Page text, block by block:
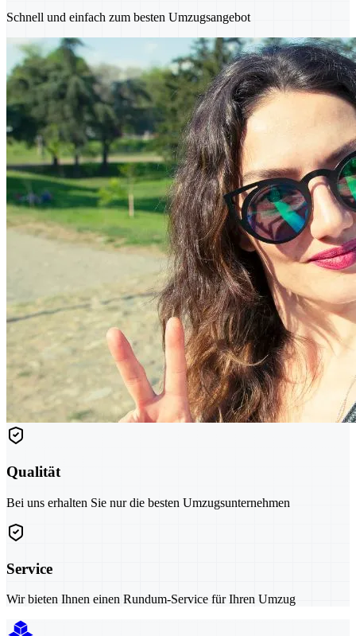
Schnell und einfach zum besten Umzugsangebot
Qualität
Bei uns erhalten Sie nur die besten Umzugsunternehmen
Service
Wir bieten Ihnen einen Rundum-Service für Ihren Umzug